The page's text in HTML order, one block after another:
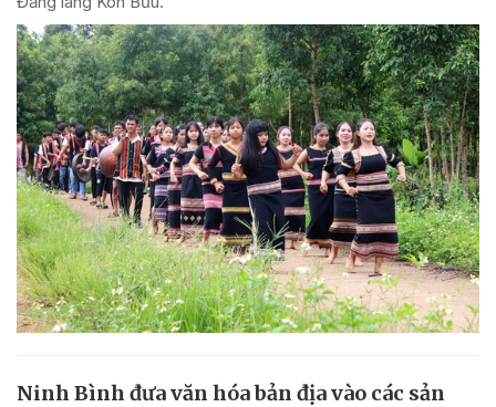
Ninh Bình đưa văn hóa bản địa vào các sản